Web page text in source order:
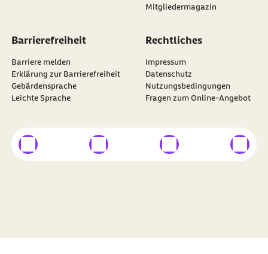
Mitgliedermagazin
Barrierefreiheit
Barriere melden
Erklärung zur Barrierefreiheit
Gebärdensprache
Leichte Sprache
Rechtliches
Impressum
Datenschutz
Nutzungsbedingungen
Fragen zum Online-Angebot
Besuchen Sie dieBARMER auf
externer Link externer Link externer Link